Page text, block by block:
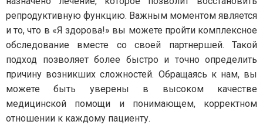
репродуктивную функцию. Важным моментом является
и то, что в «Я здорова!» вы можете пройти комплексное
обследование вместе со своей партнершей. Такой
подход позволяет более быстро и точно определить
причину возникших сложностей. Обращаясь к нам, вы
можете быть уверены в высоком качестве
медицинской помощи и понимающем, корректном
отношении к каждому пациенту.